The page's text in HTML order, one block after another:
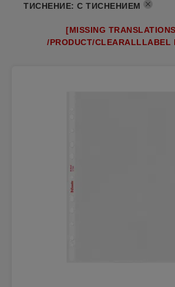
ТИСНЕНИЕ: С ТИСНЕНИЕМ
[MISSING
/PRODUCT/CLEARALLLABEL